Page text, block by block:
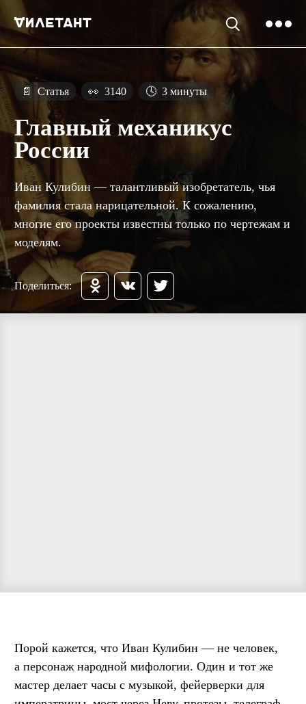
📄 Статья 👀 3140 🕓 3 минуты
Главный механикус
России
Иван Кулибин — талантливый изобретатель, чья
фамилия стала нарицательной. К сожалению,
многие его проекты известны только по чертежам и
моделям.
Поделиться:
Порой кажется, что Иван Кулибин — не человек,
а персонаж народной мифологии. Один и тот же
мастер делает часы с музыкой, фейерверки для